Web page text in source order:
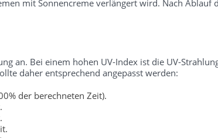
mit Sonnencreme verlängert wird. Nach Ablauf
an. Bei einem hohen UV-Index ist die UV-
daher entsprechend angepasst werden:
der berechneten Zeit).